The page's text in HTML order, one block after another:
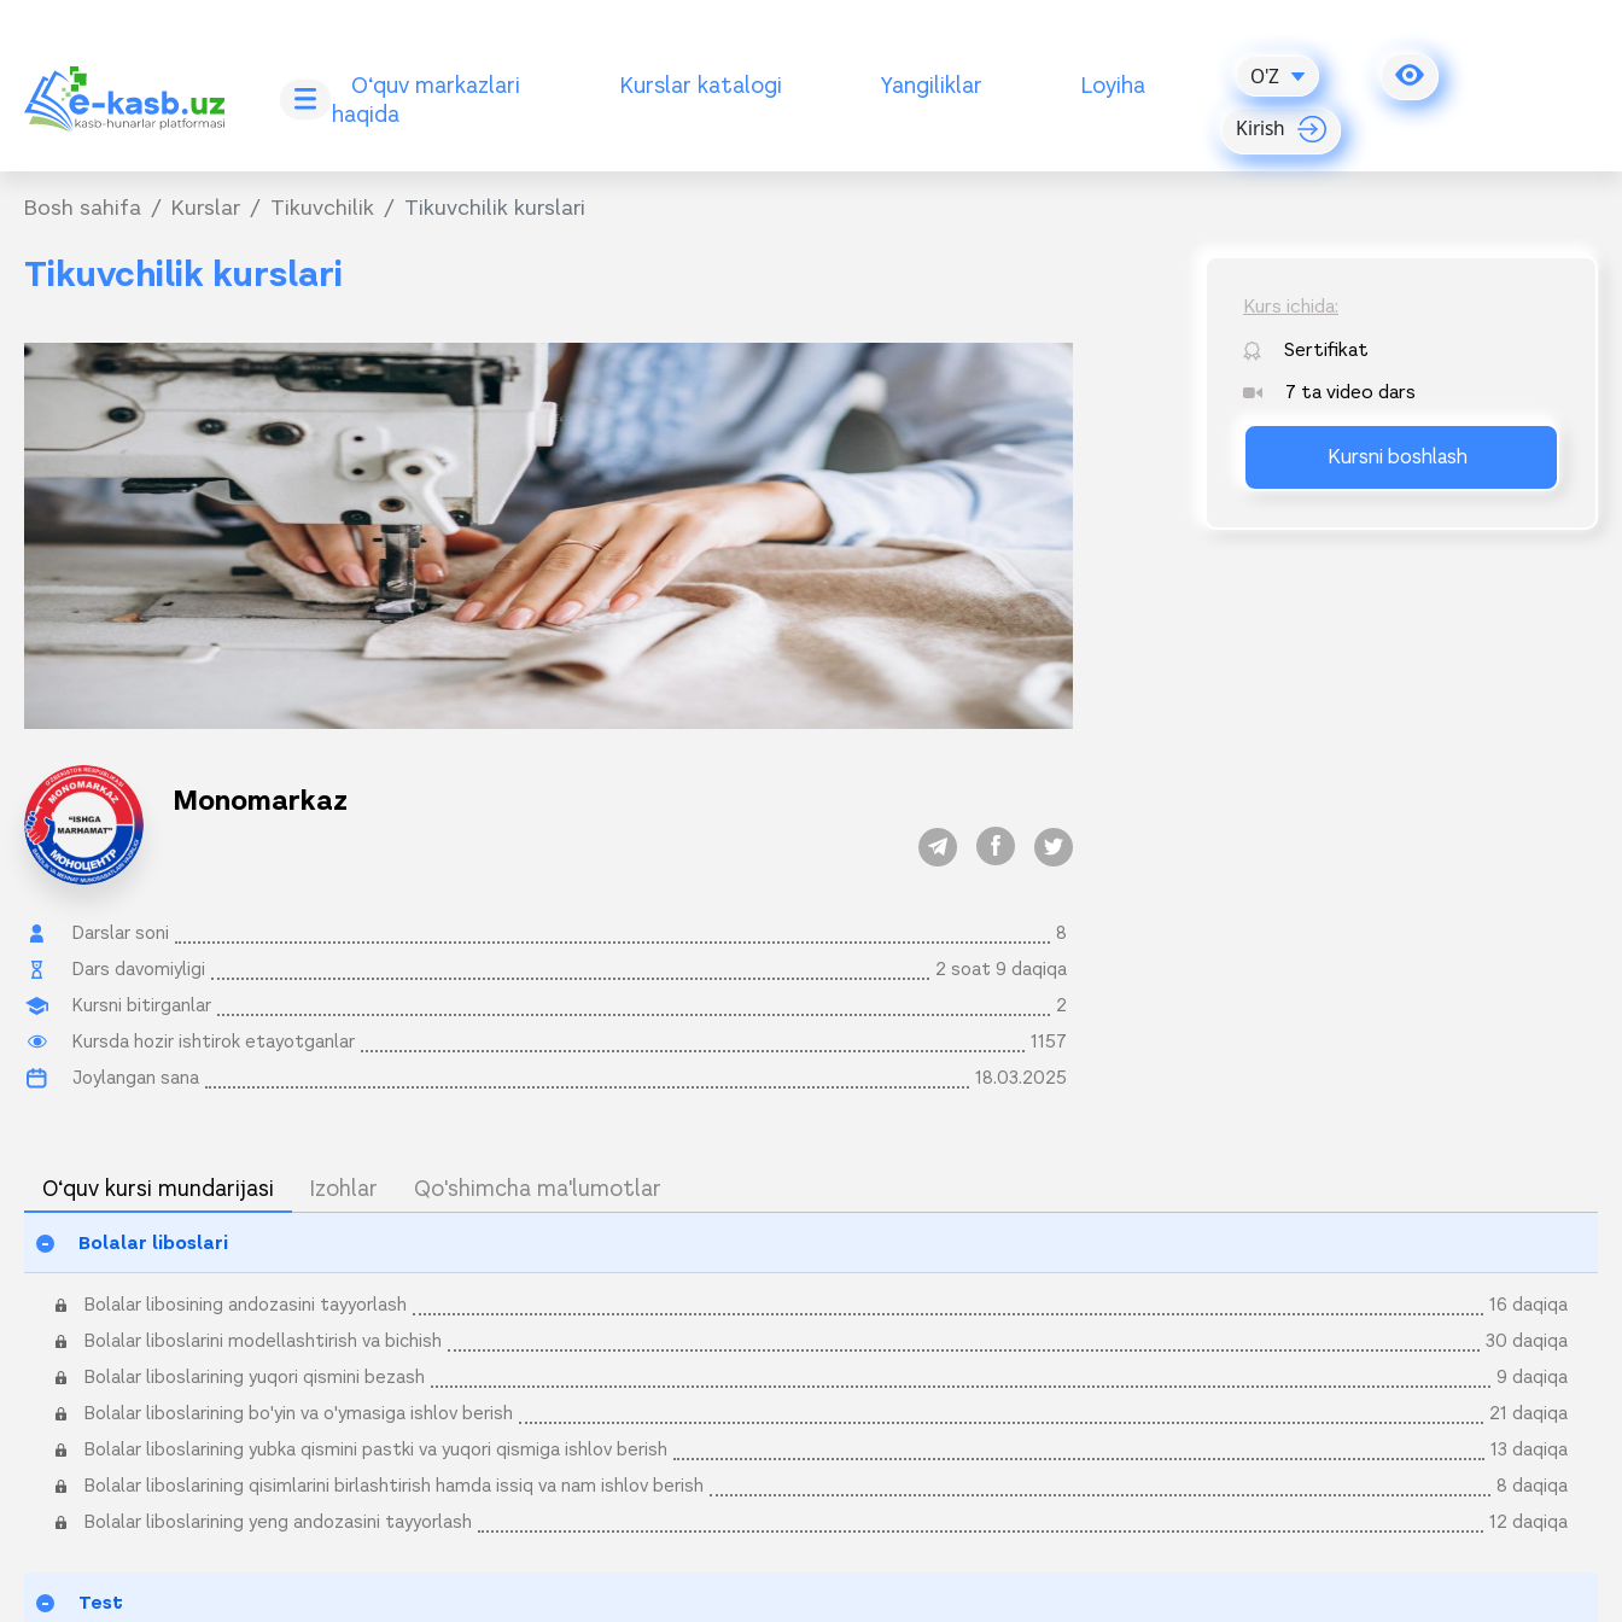
O‘quv markazlari Kurslar katalogi Yangiliklar
Loyiha
haqida
O'Z
Kirish
Bosh sahifa Kurslar Tikuvchilik Tikuvchilik kurslari
Tikuvchilik kurslari
Monomarkaz
Darslar soni
8
Dars davomiyligi
2 soat 9 daqiqa
Kursni bitirganlar
2
Kursda hozir ishtirok etayotganlar
1157
Joylangan sana
18.03.2025
Kurs ichida:
Sertifikat
7 ta video dars
Kursni boshlash
O‘quv kursi mundarijasi Izohlar Qo'shimcha ma'lumotlar
Bolalar liboslari
Bolalar libosining andozasini tayyorlash
16 daqiqa
Bolalar liboslarini modellashtirish va bichish
30 daqiqa
Bolalar liboslarining yuqori qismini bezash
9 daqiqa
Bolalar liboslarining bo'yin va o'ymasiga ishlov berish
21 daqiqa
Bolalar liboslarining yubka qismini pastki va yuqori qismiga ishlov berish
13 daqiqa
Bolalar liboslarining qisimlarini birlashtirish hamda issiq va nam ishlov berish
8 daqiqa
Bolalar liboslarining yeng andozasini tayyorlash
12 daqiqa
Test